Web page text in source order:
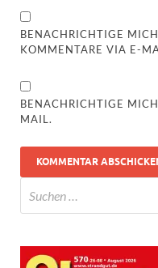
BENACHRICHTIGE
KOMMENTARE VIA E-
BENACHRICHTIGE
MAIL.